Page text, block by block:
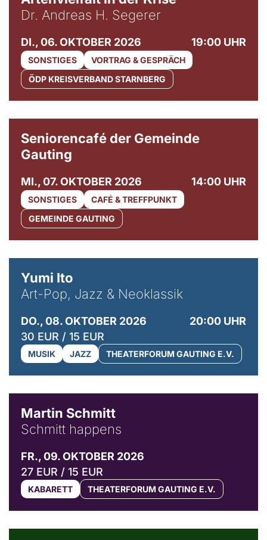
Dr. Andreas H. Segerer
DI., 06. OKTOBER 2026 19:00 UHR
SONSTIGES
VORTRAG & GESPRÄCH
ÖDP KREISVERBAND STARNBERG
Seniorencafé der Gemeinde
Gauting
MI., 07. OKTOBER 2026 14:00 UHR
SONSTIGES
CAFÉ & TREFFPUNKT
GEMEINDE GAUTING
Yumi Ito
Art-Pop, Jazz & Neoklassik
DO., 08. OKTOBER 2026
20:00 UHR
30 EUR / 15 EUR
MUSIK JAZZ THEATERFORUM GAUTING E.V.
Martin Schmitt
Schmitt happens
FR., 09. OKTOBER 2026
27 EUR / 15 EUR
KABARETT THEATERFORUM GAUTING E.V.